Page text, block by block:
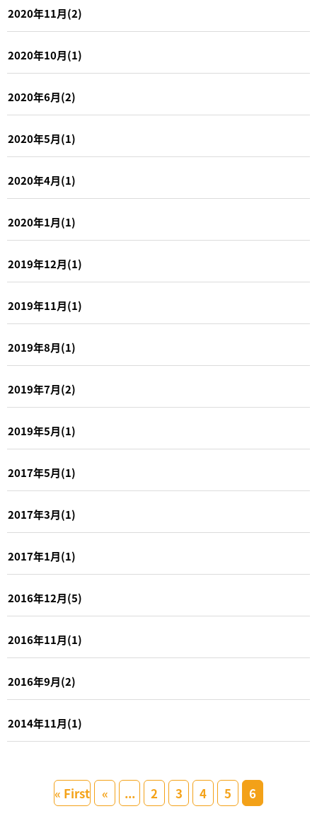
2020年11月(2)
2020年10月(1)
2020年6月(2)
2020年5月(1)
2020年4月(1)
2020年1月(1)
2019年12月(1)
2019年11月(1)
2019年8月(1)
2019年7月(2)
2019年5月(1)
2017年5月(1)
2017年3月(1)
2017年1月(1)
2016年12月(5)
2016年11月(1)
2016年9月(2)
2014年11月(1)
« First « ... 2 3 4 5 6